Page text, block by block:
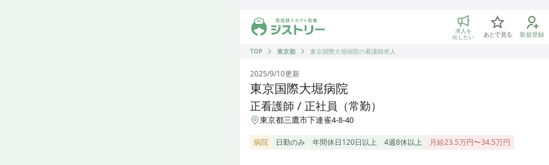
ジストリー 看護師の転職マッチング
求人を
出したい あとで見る
新規登録
TOP
東京都 東京国際大堀病院の看護師求人
2025/9/10更新
東京国際大堀病院
正看護師 / 正社員（常勤）
東京都三鷹市下連雀4-8-40
病院 日勤のみ 年間休日120日以上 4週8休以上 月給23.5万円〜34.5万円